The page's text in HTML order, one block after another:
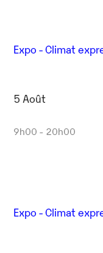
Expo - Climat
5 Août
9h00 - 20h00
Expo - Climat